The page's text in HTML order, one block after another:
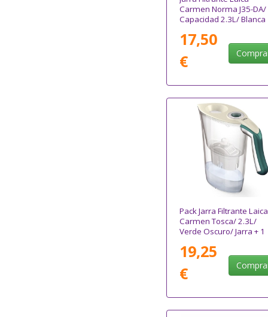
Carmen Norma J35-DA/
Capacidad 2.3L/ Blanca
17,50
€
Pack Jarra Filtrante Laica
Carmen Tosca/ 2.3L/
Verde Oscuro/ Jarra + 1
19,25
€